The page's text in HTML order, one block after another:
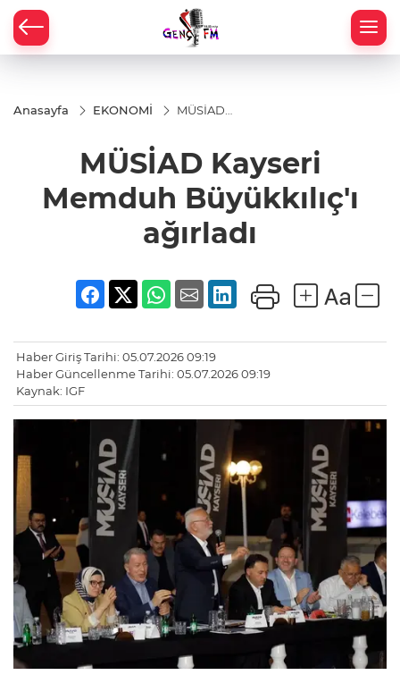
Anasayfa EKONOMİ
MÜSİAD
Büyükkılıç'ı
ağırladı
MÜSİAD Kayseri
Memduh Büyükkılıç'ı
ağırladı
Haber Giriş Tarihi: 05.07.2026 09:19
Haber Güncellenme Tarihi: 05.07.2026 09:19
Kaynak: IGF